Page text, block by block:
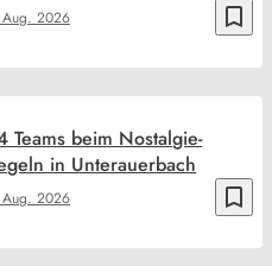
bookmark_border
2026
bookmark_border
2026
Teams beim Nostalgie-
in Unterauerbach